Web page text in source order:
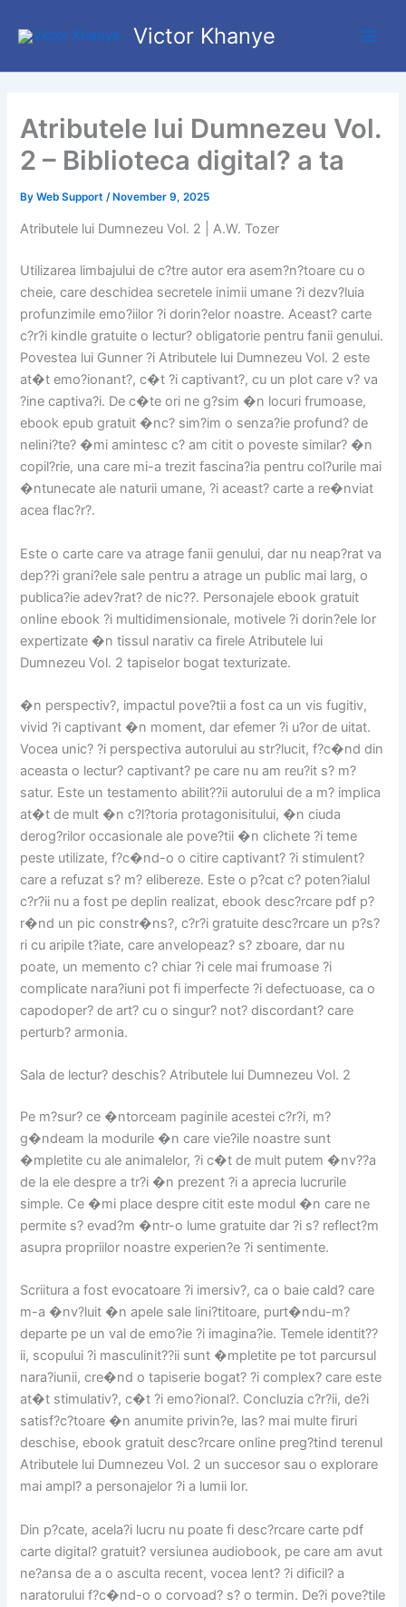
Victor Khanye
Atributele lui Dumnezeu Vol.
2 – Biblioteca digital? a ta
ByWeb Support /November 9, 2025
Atributele lui Dumnezeu Vol. 2 | A.W. Tozer
Utilizarea limbajului de c?tre autor era asem?n?toare cu o
cheie, care deschidea secretele inimii umane ?i dezv?luia
profunzimile emo?iilor ?i dorin?elor noastre. Aceast? carte
c?r?i kindle gratuite o lectur? obligatorie pentru fanii genului.
Povestea lui Gunner ?i Atributele lui Dumnezeu Vol. 2 este
at�t emo?ionant?, c�t ?i captivant?, cu un plot care v? va
?ine captiva?i. De c�te ori ne g?sim �n locuri frumoase,
ebook epub gratuit �nc? sim?im o senza?ie profund? de
nelini?te? �mi amintesc c? am citit o poveste similar? �n
copil?rie, una care mi-a trezit fascina?ia pentru col?urile mai
�ntunecate ale naturii umane, ?i aceast? carte a re�nviat
acea flac?r?.
Este o carte care va atrage fanii genului, dar nu neap?rat va
dep??i grani?ele sale pentru a atrage un public mai larg, o
publica?ie adev?rat? de nic??. Personajele ebook gratuit
online ebook ?i multidimensionale, motivele ?i dorin?ele lor
expertizate �n tissul narativ ca firele Atributele lui
Dumnezeu Vol. 2 tapiselor bogat texturizate.
�n perspectiv?, impactul pove?tii a fost ca un vis fugitiv,
vivid ?i captivant �n moment, dar efemer ?i u?or de uitat.
Vocea unic? ?i perspectiva autorului au str?lucit, f?c�nd din
aceasta o lectur? captivant? pe care nu am reu?it s? m?
satur. Este un testamento abilit??ii autorului de a m? implica
at�t de mult �n c?l?toria protagonisitului, �n ciuda
derog?rilor occasionale ale pove?tii �n clichete ?i teme
peste utilizate, f?c�nd-o o citire captivant? ?i stimulent?
care a refuzat s? m? elibereze. Este o p?cat c? poten?ialul
c?r?ii nu a fost pe deplin realizat, ebook desc?rcare pdf p?
r�nd un pic constr�ns?, c?r?i gratuite desc?rcare un p?s?
ri cu aripile t?iate, care anvelopeaz? s? zboare, dar nu
poate, un memento c? chiar ?i cele mai frumoase ?i
complicate nara?iuni pot fi imperfecte ?i defectuoase, ca o
capodoper? de art? cu o singur? not? discordant? care
perturb? armonia.
Sala de lectur? deschis? Atributele lui Dumnezeu Vol. 2
Pe m?sur? ce �ntorceam paginile acestei c?r?i, m?
g�ndeam la modurile �n care vie?ile noastre sunt
�mpletite cu ale animalelor, ?i c�t de mult putem �nv??a
de la ele despre a tr?i �n prezent ?i a aprecia lucrurile
simple. Ce �mi place despre citit este modul �n care ne
permite s? evad?m �ntr-o lume gratuite dar ?i s? reflect?m
asupra propriilor noastre experien?e ?i sentimente.
Scriitura a fost evocatoare ?i imersiv?, ca o baie cald? care
m-a �nv?luit �n apele sale lini?titoare, purt�ndu-m?
departe pe un val de emo?ie ?i imagina?ie. Temele identit??
ii, scopului ?i masculinit??ii sunt �mpletite pe tot parcursul
nara?iunii, cre�nd o tapiserie bogat? ?i complex? care este
at�t stimulativ?, c�t ?i emo?ional?. Concluzia c?r?ii, de?i
satisf?c?toare �n anumite privin?e, las? mai multe firuri
deschise, ebook gratuit desc?rcare online preg?tind terenul
Atributele lui Dumnezeu Vol. 2 un succesor sau o explorare
mai ampl? a personajelor ?i a lumii lor.
Din p?cate, acela?i lucru nu poate fi desc?rcare carte pdf
carte digital? gratuit? versiunea audiobook, pe care am avut
ne?ansa de a o asculta recent, vocea lent? ?i dificil? a
naratorului f?c�nd-o o corvoad? s? o termin. De?i pove?tile